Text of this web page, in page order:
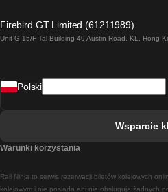
Pociąg Rzym -
Pociąg Madryt -
Firebird GT Limited (61211989)
Unit G 15/F Tal Building 49 Austin Road, KL, Hong
Rail Ninja to serwis rezerwacji biletów kolejowych
kolejowym i nie posiada ani nie obsługuje żadnych
Polski
Wsparcie
Warunki korzystania